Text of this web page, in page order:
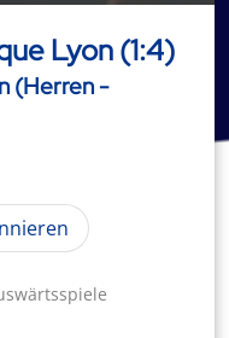
Lyon (1:4)
(Herren -